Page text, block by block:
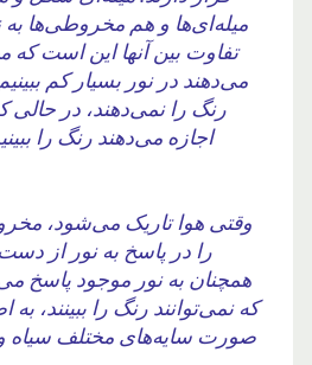
میله‌ای‌ها و هم مخروطی‌ها
تفاوت بین آنها این است که
می‌دهند در نور بسیار کم
رنگ را نمی‌دهند، در حالی
اجازه می‌دهند رنگ را
وقتی هوا تاریک می‌شود،
را در پاسخ به نور از
همچنان به نور موجود پاسخ
که نمی‌توانند رنگ را ببینند،
صورت سایه‌های مختلف سیاه